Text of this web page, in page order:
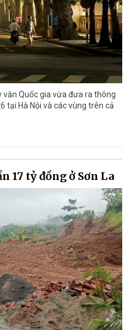
Quốc gia vừa đưa ra thông
Hà Nội và các vùng trên cả
17 tỷ đồng ở Sơn La